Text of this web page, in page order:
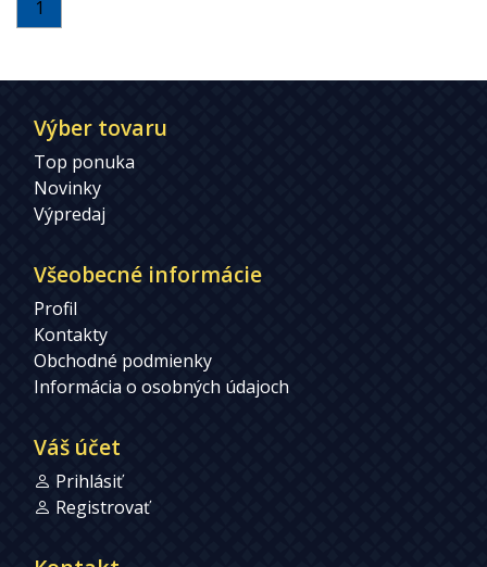
1
Výber tovaru
Top ponuka
Novinky
Výpredaj
Všeobecné informácie
Profil
Kontakty
Obchodné podmienky
Informácia o osobných údajoch
Váš účet
Prihlásiť
Registrovať